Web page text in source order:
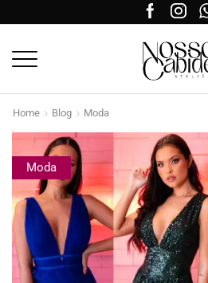
Home Blog Moda
Moda